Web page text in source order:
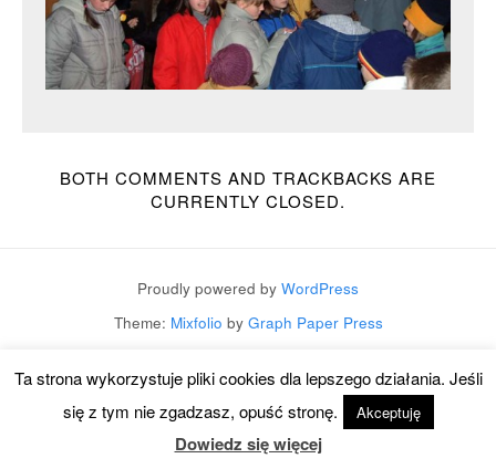
BOTH COMMENTS AND TRACKBACKS ARE
CURRENTLY CLOSED.
Proudly powered by WordPress
Theme: Mixfolio by Graph Paper Press
Ta strona wykorzystuje pliki cookies dla lepszego działania. Jeśli
się z tym nie zgadzasz, opuść stronę.
Akceptuję
Dowiedz się więcej